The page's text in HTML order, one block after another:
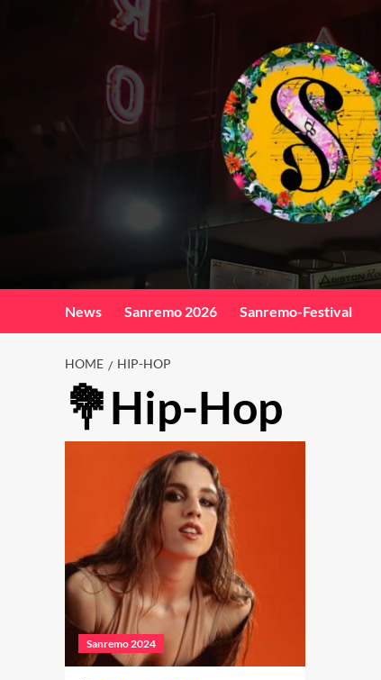
News Sanremo 2026 Sanremo-Festival
HOME HIP-HOP
Hip-Hop
Sanremo 2024